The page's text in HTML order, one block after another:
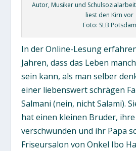
Autor, Musiker und
liest den Kirn vor
Foto: SLB Potsdam
In der Online-Lesung
Jahren, dass das Leben
sein kann, als man selber
einer liebenswert schrägen
Salmani (nein, nicht Salami).
hat einen kleinen Bruder,
verschwunden und ihr Papa
Friseursalon von Onkel Ibo